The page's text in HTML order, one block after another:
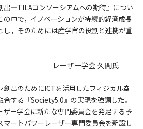
出―TILAコンソーシアムへの期待』につい
の中で，イノベーションが持続的経済成長
し，そのためには産学官の役割と連携が重
レーザー学会 久間氏
創出のためにICTを活用したフィジカル空
する『Society5.0』の実現を強調した。
ザー学会に新たな専門委員会を発足する予
マートパワーレーザー専門委員会を新設し